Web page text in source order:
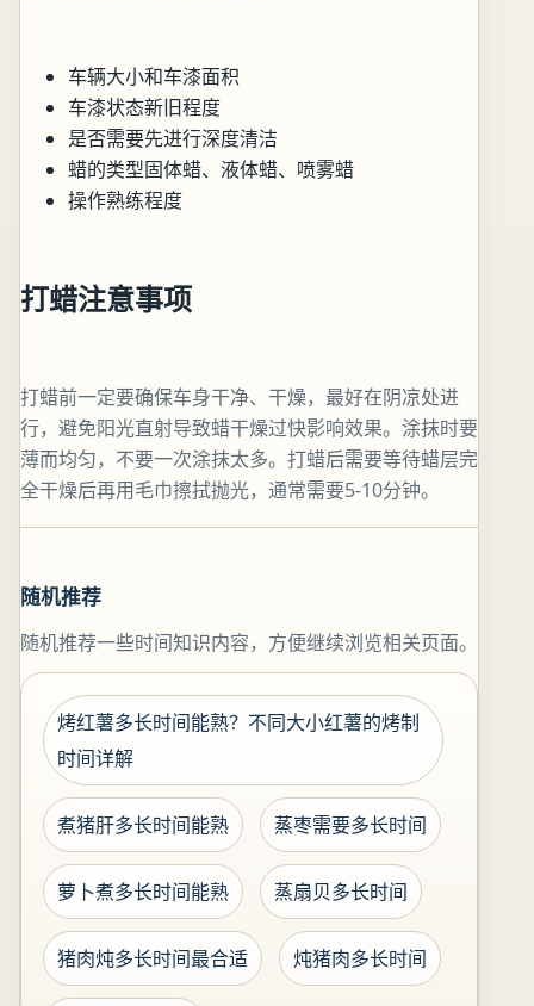
车辆大小和车漆面积
车漆状态新旧程度
是否需要先进行深度清洁
蜡的类型固体蜡、液体蜡、喷雾蜡
操作熟练程度
打蜡注意事项
打蜡前一定要确保车身干净、干燥，最好在阴凉处进
行，避免阳光直射导致蜡干燥过快影响效果。涂抹时要
薄而均匀，不要一次涂抹太多。打蜡后需要等待蜡层完
全干燥后再用毛巾擦拭抛光，通常需要5-10分钟。
随机推荐
随机推荐一些时间知识内容，方便继续浏览相关页面。
烤红薯多长时间能熟？不同大小红薯的烤制
时间详解
煮猪肝多长时间能熟 蒸枣需要多长时间
萝卜煮多长时间能熟 蒸扇贝多长时间
猪肉炖多长时间最合适 炖猪肉多长时间